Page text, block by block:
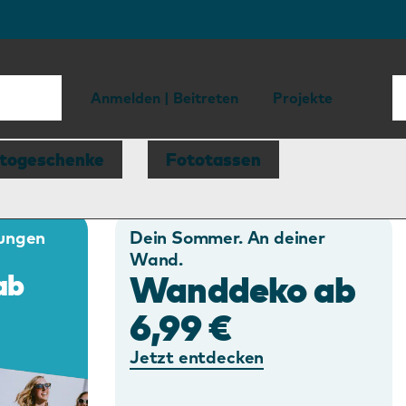
Anmelden | Beitreten Projekte
Fototassen
Dein Sommer. An deiner
Wand.
Wanddeko ab
6,99 €
Jetzt entdecken